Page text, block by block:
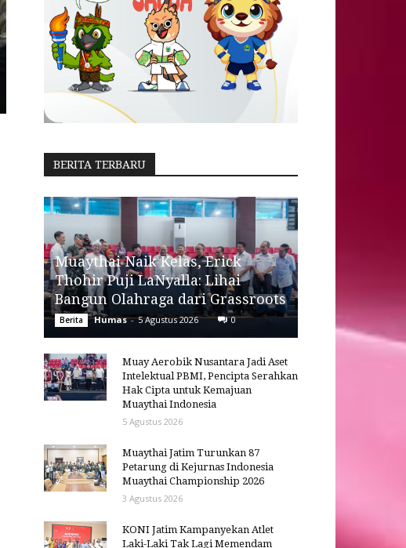
BERITA TERBARU
Muaythai Naik Kelas, Erick
Thohir Puji LaNyalla: Lihai
Bangun Olahraga dari Grassroots
Berita Humas - 5 Agustus 2026 0
Muay Aerobik Nusantara Jadi Aset
Intelektual PBMI, Pencipta Serahkan
Hak Cipta untuk Kemajuan
Muaythai Indonesia
5 Agustus 2026
Muaythai Jatim Turunkan 87
Petarung di Kejurnas Indonesia
Muaythai Championship 2026
3 Agustus 2026
KONI Jatim Kampanyekan Atlet
Laki-Laki Tak Lagi Memendam